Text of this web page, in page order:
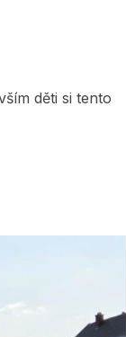
děti si tento